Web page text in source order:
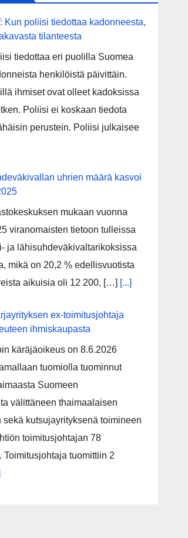
Kun poliisi tiedottaa kadonneesta,
tilanteesta
tiedottaa eri puolilla Suomea
henkilöistä päivittäin.
ihmiset ovat olleet kadoksissa
Poliisi ei koskaan tiedota
perustein. Poliisi julkaisee
uhrien määrä kasvoi
mukaan vuonna
viranomaisten tietoon tulleissa
ja lähisuhdeväkivaltarikoksissa
mikä on 20,2 % edellisvuotista
aikuisia oli 12 200, […] [...]
ex-toimitusjohtaja
ihmiskaupasta
käräjäoikeus on 8.6.2026
tuomiolla tuominnut
Suomeen
välittäneen thaimaalaisen
sekä kutsujayrityksenä toimineen
toimitusjohtajan 78
Toimitusjohtaja tuomittiin 2